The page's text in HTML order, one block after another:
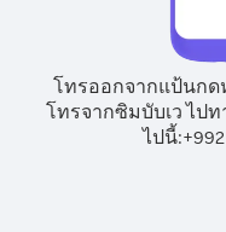
โทรออกจากแป้นกด
โทรจากซิมบับเว ไป
ไปนี้:+992